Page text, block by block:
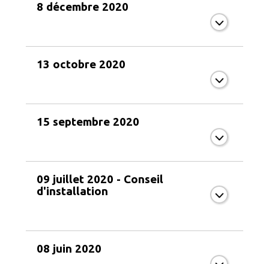
8 décembre 2020
13 octobre 2020
15 septembre 2020
09 juillet 2020 - Conseil
d'installation
08 juin 2020